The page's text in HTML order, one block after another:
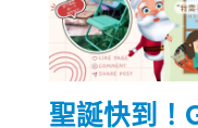
聖誕快到！